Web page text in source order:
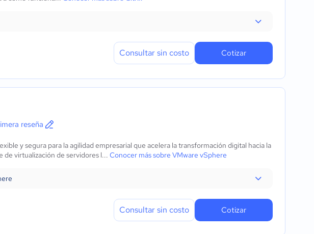
Consultar sin costo Cotizar
reseña
y segura para la agilidad empresarial que acelera la transformación digital hacia la
de virtualización de servidores l... Conocer más sobre VMware vSphere
Consultar sin costo Cotizar